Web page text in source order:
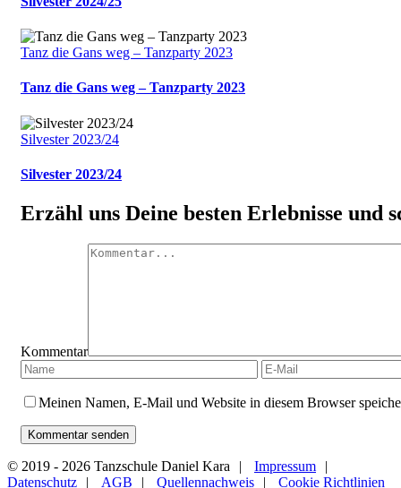
Tanz die Gans weg – Tanzparty 2023
Tanz die Gans weg – Tanzparty 2023
Silvester 2023/24
Silvester 2023/24
Erzähl uns Deine besten Erlebnisse und
Kommentar
Meinen Namen, E-Mail und Website in diesem Browser
© 2019 - 2026 Tanzschule Daniel Kara | Impressum
|
Datenschutz
| AGB | Quellennachweis |
Cookie Richtlinien